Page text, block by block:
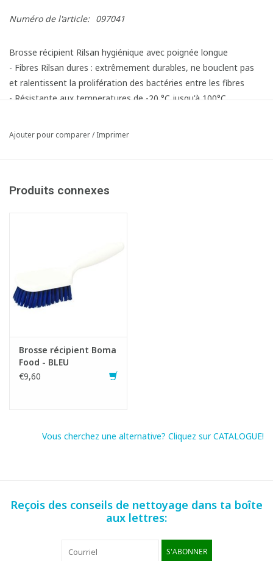
Numéro de l'article: 097041
Brosse récipient Rilsan hygiénique avec poignée longue
- Fibres Rilsan dures : extrêmement durables, ne bouclent pas
et ralentissent la prolifération des bactéries entre les fibres
- Résistante aux temperatures de -20 °C jusqu'à 100°C
Fiche produit
Ajouter pour comparer/Imprimer
Produits connexes
Brosse récipient Boma
Food - BLEU
€9,60
Vous cherchez une alternative? Cliquez sur CATALOGUE!
Reçois des conseils de nettoyage dans ta boîte
aux lettres:
S'ABONNER